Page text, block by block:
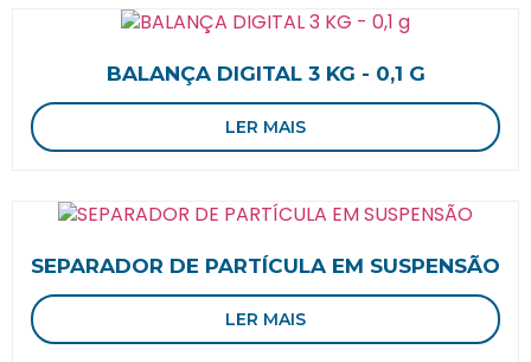
BALANÇA DIGITAL 3 KG - 0,1 G
LER MAIS
SEPARADOR DE PARTÍCULA EM SUSPENSÃO
LER MAIS